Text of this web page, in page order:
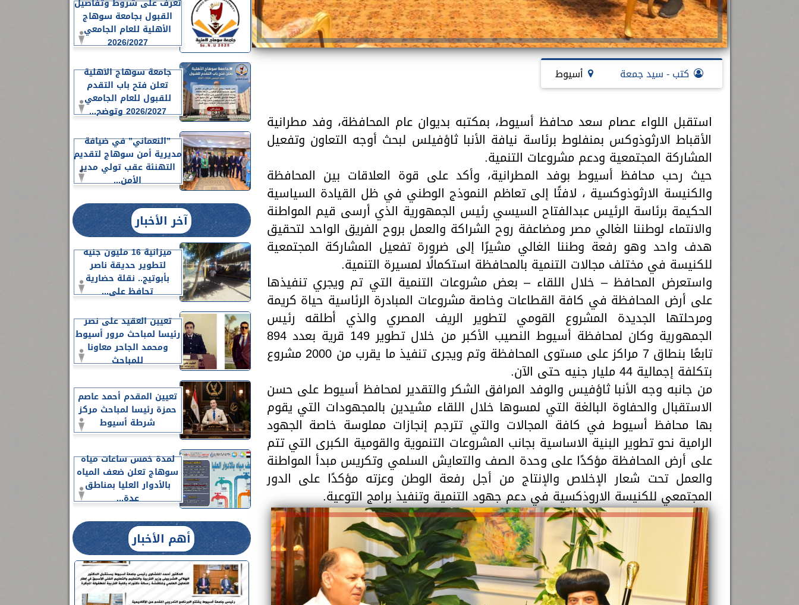
كتب - سيد جمعة أسيوط
استقبل اللواء عصام سعد محافظ أسيوط، بمكتبه بديوان عام المحافظة، وفد مطرانية
الأقباط الارثوذوكس بمنفلوط برئاسة نيافة الأنبا ثاؤفيلس لبحث أوجه التعاون وتفعيل
المشاركة المجتمعية ودعم مشروعات التنمية.
حيث رحب محافظ أسيوط بوفد المطرانية، وأكد على قوة العلاقات بين المحافظة
والكنيسة الارثوذوكسية ، لافتًا إلى تعاظم النموذج الوطني في ظل القيادة السياسية
الحكيمة برئاسة الرئيس عبدالفتاح السيسي رئيس الجمهورية الذي أرسى قيم المواطنة
والانتماء لوطننا الغالي مصر ومضاعفة روح الشراكة والعمل بروح الفريق الواحد لتحقيق
هدف واحد وهو رفعة وطننا الغالي مشيرًا إلى ضرورة تفعيل المشاركة المجتمعية
للكنيسة في مختلف مجالات التنمية بالمحافظة استكمالًا لمسيرة التنمية.
واستعرض المحافظ – خلال اللقاء – بعض مشروعات التنمية التي تم ويجري تنفيذها
على أرض المحافظة في كافة القطاعات وخاصة مشروعات المبادرة الرئاسية حياة كريمة
ومرحلتها الجديدة المشروع القومي لتطوير الريف المصري والذي أطلقه رئيس
الجمهورية وكان لمحافظة أسيوط النصيب الأكبر من خلال تطوير 149 قرية بعدد 894
تابعًا بنطاق 7 مراكز على مستوى المحافظة وتم ويجرى تنفيذ ما يقرب من 2000 مشروع
بتكلفة إجمالية 44 مليار جنيه حتى الآن.
من جانبه وجه الأنبا ثاؤفيس والوفد المرافق الشكر والتقدير لمحافظ أسيوط على حسن
الاستقبال والحفاوة البالغة التي لمسوها خلال اللقاء مشيدين بالمجهودات التي يقوم
بها محافظ أسيوط في كافة المجالات والتي تترجم إنجازات مملوسة خاصة الجهود
الرامية نحو تطوير البنية الاساسية بجانب المشروعات التنموية والقومية الكبرى التي تتم
على أرض المحافظة مؤكدًا على وحدة الصف والتعايش السلمي وتكريس مبدأ المواطنة
والعمل تحت شعار الإخلاص والإنتاج من أجل رفعة الوطن وعزته مؤكدًا على الدور
المجتمعي للكنيسة الاروذكسية في دعم جهود التنمية وتنفيذ برامج التوعية.
تعرف على شروط وتفاصيل
القبول بجامعة سوهاج
الأهلية للعام الجامعي
2026/2027
جامعة سوهاج الأهلية
تعلن فتح باب التقدم
للقبول للعام الجامعي
2026/2027 وتوضح...
”النعماني” في ضيافة
مديرية أمن سوهاج لتقديم
التهنئة عقب تولي مدير
الأمن...
آخر الأخبار
ميزانية 16 مليون جنيه
لتطوير حديقة ناصر
بأبوتيج.. نقلة حضارية
تحافظ على...
تعيين العقيد على نصر
رئيسا لمباحث مرور أسيوط
ومحمد الجاحر معاونا
للمباحث
تعيين المقدم أحمد عاصم
حمزة رئيسا لمباحث مركز
شرطة أسيوط
لمدة خمس ساعات مياه
سوهاج تعلن ضعف المياه
بالأدوار العليا بمناطق
عدة...
أهم الأخبار